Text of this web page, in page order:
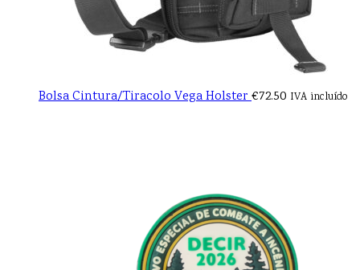
Bolsa Cintura/Tiracolo Vega Holster€72.50 IVA incluído